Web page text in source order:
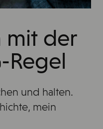
mit der
Regel
und halten.
mein